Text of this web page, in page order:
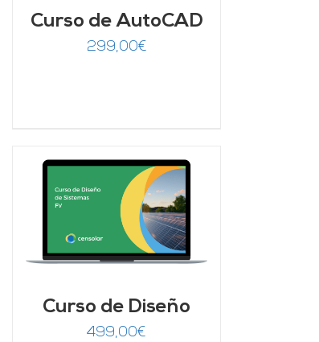
Curso de AutoCAD
299,00€
Curso de Diseño
499,00€